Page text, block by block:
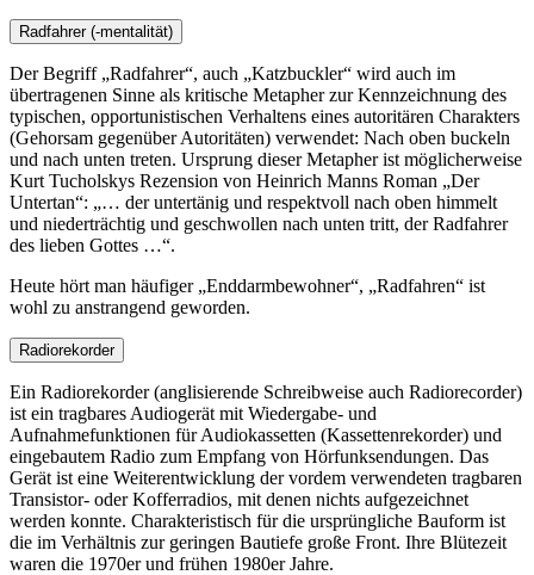
Radfahrer (-mentalität)
Der Begriff Radfahrer , auch Katzbuckler
wird auch im
übertragenen Sinne als kritische Metapher zur Kennzeichnung des
typischen, opportunistischen Verhaltens eines autoritären Charakters
(Gehorsam gegenüber Autoritäten) verwendet: Nach oben buckeln
und nach unten treten. Ursprung dieser Metapher ist möglicherweise
Kurt Tucholskys Rezension von Heinrich Manns Roman
Der
Untertan :
… der untertänig und respektvoll nach oben himmelt
und niederträchtig und geschwollen nach unten tritt, der Radfahrer
des lieben Gottes … .
Heute hört man häufiger Enddarmbewohner , Radfahren
ist
wohl zu anstrangend geworden.
Radiorekorder
Ein Radiorekorder (anglisierende Schreibweise auch Radiorecorder)
ist ein tragbares Audiogerät mit Wiedergabe- und
Aufnahmefunktionen für Audiokassetten (Kassettenrekorder) und
eingebautem Radio zum Empfang von Hörfunksendungen. Das
Gerät ist eine Weiterentwicklung der vordem verwendeten tragbaren
Transistor- oder Kofferradios, mit denen nichts aufgezeichnet
werden konnte. Charakteristisch für die ursprüngliche Bauform ist
die im Verhältnis zur geringen Bautiefe große Front. Ihre Blütezeit
waren die 1970er und frühen 1980er Jahre.